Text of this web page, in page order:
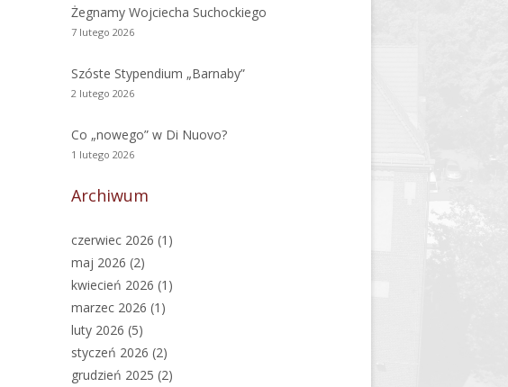
Żegnamy Wojciecha Suchockiego
7 lutego 2026
Szóste Stypendium „Barnaby”
2 lutego 2026
Co „nowego” w Di Nuovo?
1 lutego 2026
Archiwum
czerwiec 2026 (1)
maj 2026 (2)
kwiecień 2026 (1)
marzec 2026 (1)
luty 2026 (5)
styczeń 2026 (2)
grudzień 2025 (2)